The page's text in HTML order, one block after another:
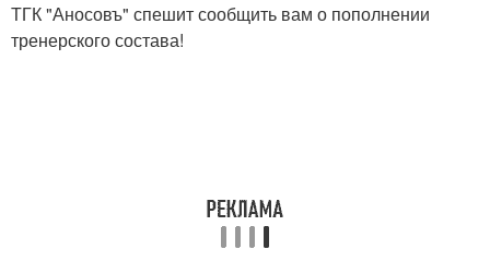
ТГК "Аносовъ" спешит сообщить вам о пополнении
тренерского состава!